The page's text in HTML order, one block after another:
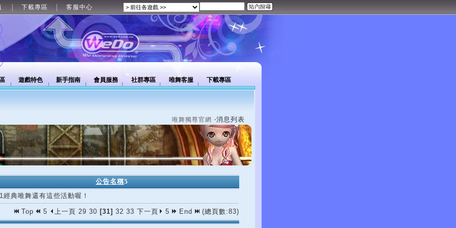
下載專區 客服中心
遊戲特色 新手指南 會員服務 社群專區 唯舞客服 下載專區
唯舞獨尊官網 ‧消息列表
公告名稱5
經典唯舞還有這些活動喔！
Top 5 上一頁 29 30 [31] 32 33 下一頁 5 End (總頁數:83)